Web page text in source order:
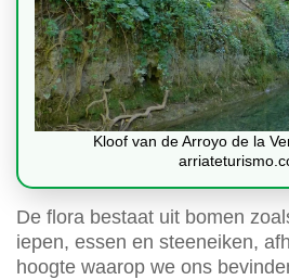
Kloof van de Arroyo de la
De flora bestaat uit bomen
iepen, essen en steeneiken,
hoogte waarop we ons